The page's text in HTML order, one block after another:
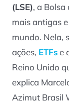
(LSE), a Bolsa
mais antigas
mundo. Nela,
ações, ETFse
Reino Unido
explica
Azimut Brasil